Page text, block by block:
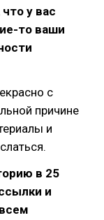
у вас
то ваши
с
причине
и
в 25
и